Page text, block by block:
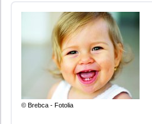
© Brebca - Fotolia